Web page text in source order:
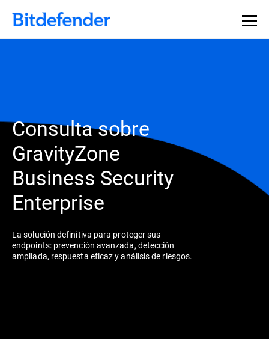
Consulta sobre
GravityZone
Business Security
Enterprise
La solución definitiva para proteger sus
endpoints: prevención avanzada, detección
ampliada, respuesta eficaz y análisis de riesgos.